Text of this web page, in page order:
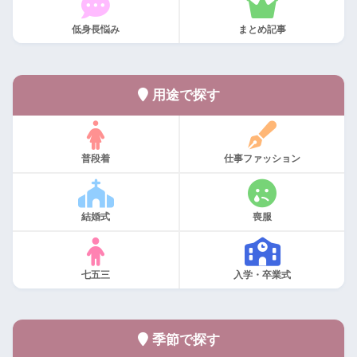
低身長悩み まとめ記事
用途で探す
普段着 仕事ファッション
結婚式 喪服
七五三 入学・卒業式
季節で探す